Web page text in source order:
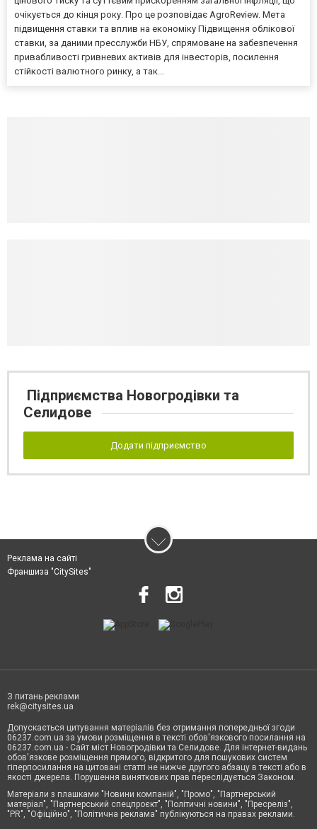
очікується до кінця року. Про це розповідає AgroReview. Мета
підвищення ставки та вплив на економіку Підвищення облікової
ставки, за даними пресслужби НБУ, спрямоване на забезпечення
привабливості гривневих активів для інвесторів, посилення
стійкості валютного ринку, а так...
Підприємства Новогродівки та
Селидове
Додати підприємство
Реклама на сайті
Франшиза "CitySites"
З питань реклами
rek@citysites.ua
Допускається цитування матеріалів без отримання попередньої згоди
06237.com.ua за умови розміщення в тексті обов'язкового посилання на
06237.com.ua - Сайт міст Новогродівки та Селидове. Для інтернет-видань
обов'язкове розміщення прямого, відкритого для пошукових систем
гіперпосилання на цитовані статті не нижче другого абзацу в тексті або в
якості джерела. Порушення виняткових прав переслідується Законом.
Матеріали з плашками "Новини компаній", "Промо", "Партнерський
матеріал", "Партнерський спецпроєкт", "Політичні новини", "Пресреліз",
"PR", "Офіційно", "Політична реклама" публікуються на правах реклами.